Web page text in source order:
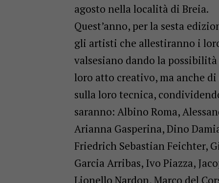
agosto nella località di Breia.
Quest’anno, per la sesta
gli artisti che allestiranno i
valsesiano dando la
loro atto creativo, ma anche
sulla loro tecnica,
saranno: Albino Roma,
Arianna Gasperina, Dino
Friedrich Sebastian Feichter,
Garcia Arribas, Ivo Piazza,
Lionello Nardon, Marco del